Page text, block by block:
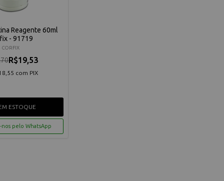
Reagente 60ml
- 91719
CORFIX
R$19,53
com PIX
ESTOQUE
nos pelo WhatsApp